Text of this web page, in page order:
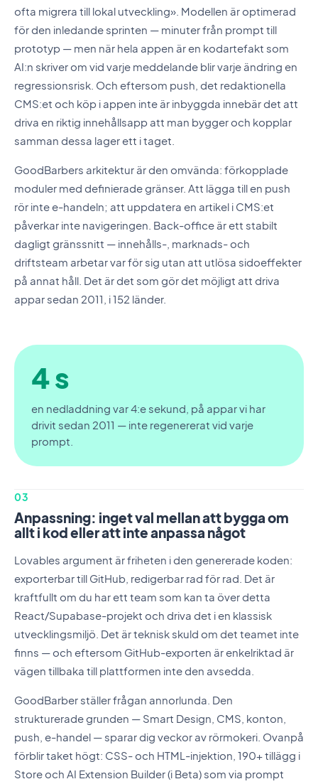
ofta migrera till lokal utveckling». Modellen är optimerad
för den inledande sprinten — minuter från prompt till
prototyp — men när hela appen är en kodartefakt som
AI:n skriver om vid varje meddelande blir varje ändring en
regressionsrisk. Och eftersom push, det redaktionella
CMS:et och köp i appen inte är inbyggda innebär det att
driva en riktig innehållsapp att man bygger och kopplar
samman dessa lager ett i taget.
GoodBarbers arkitektur är den omvända: förkopplade
moduler med definierade gränser. Att lägga till en push
rör inte e-handeln; att uppdatera en artikel i CMS:et
påverkar inte navigeringen. Back-office är ett stabilt
dagligt gränssnitt — innehålls-, marknads- och
driftsteam arbetar var för sig utan att utlösa sidoeffekter
på annat håll. Det är det som gör det möjligt att driva
appar sedan 2011, i 152 länder.
4 s
en nedladdning var 4:e sekund, på appar vi har
drivit sedan 2011 — inte regenererat vid varje
prompt.
03
Anpassning: inget val mellan att bygga om
allt i kod eller att inte anpassa något
Lovables argument är friheten i den genererade koden:
exporterbar till GitHub, redigerbar rad för rad. Det är
kraftfullt om du har ett team som kan ta över detta
React/Supabase-projekt och driva det i en klassisk
utvecklingsmiljö. Det är teknisk skuld om det teamet inte
finns — och eftersom GitHub-exporten är enkelriktad är
vägen tillbaka till plattformen inte den avsedda.
GoodBarber ställer frågan annorlunda. Den
strukturerade grunden — Smart Design, CMS, konton,
push, e-handel — sparar dig veckor av rörmokeri. Ovanpå
förblir taket högt: CSS- och HTML-injektion, 190+ tillägg i
Store och AI Extension Builder (i Beta) som via prompt